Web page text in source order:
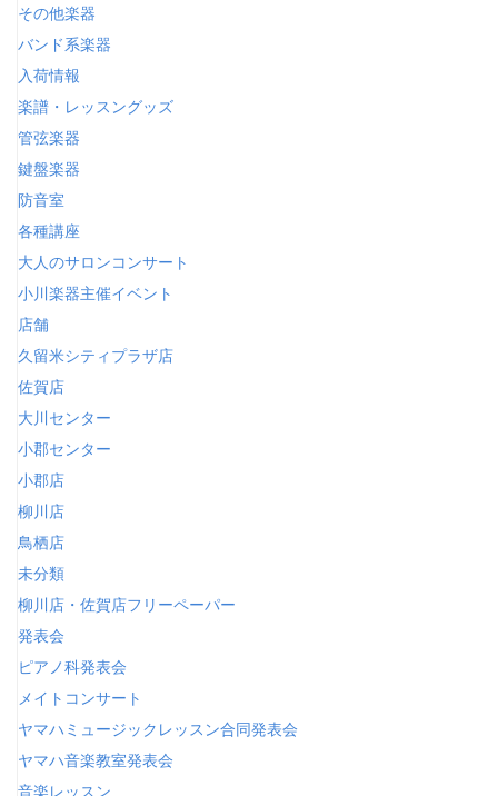
その他楽器
バンド系楽器
入荷情報
楽譜・レッスングッズ
管弦楽器
鍵盤楽器
防音室
各種講座
大人のサロンコンサート
小川楽器主催イベント
店舗
久留米シティプラザ店
佐賀店
大川センター
小郡センター
小郡店
柳川店
鳥栖店
未分類
柳川店・佐賀店フリーペーパー
発表会
ピアノ科発表会
メイトコンサート
ヤマハミュージックレッスン合同発表会
ヤマハ音楽教室発表会
音楽レッスン